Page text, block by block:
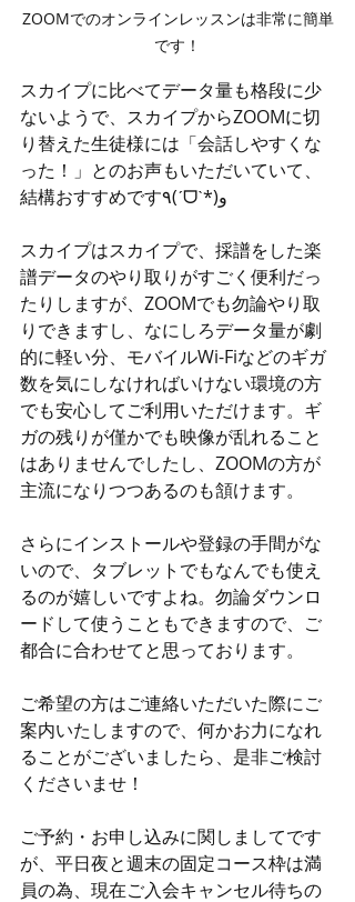
ZOOMでのオンラインレッスンは非常に簡単
です！
スカイプに比べてデータ量も格段に少
ないようで、スカイプからZOOMに切
り替えた生徒様には「会話しやすくな
った！」とのお声もいただいていて、
結構おすすめです٩(ˊᗜˋ*)و
スカイプはスカイプで、採譜をした楽
譜データのやり取りがすごく便利だっ
たりしますが、ZOOMでも勿論やり取
りできますし、なにしろデータ量が劇
的に軽い分、モバイルWi-Fiなどのギガ
数を気にしなければいけない環境の方
でも安心してご利用いただけます。ギ
ガの残りが僅かでも映像が乱れること
はありませんでしたし、ZOOMの方が
主流になりつつあるのも頷けます。
さらにインストールや登録の手間がな
いので、タブレットでもなんでも使え
るのが嬉しいですよね。勿論ダウンロ
ードして使うこともできますので、ご
都合に合わせてと思っております。
ご希望の方はご連絡いただいた際にご
案内いたしますので、何かお力になれ
ることがございましたら、是非ご検討
くださいませ！
ご予約・お申し込みに関しましてです
が、平日夜と週末の固定コース枠は満
員の為、 現在ご入会キャンセル待ちの